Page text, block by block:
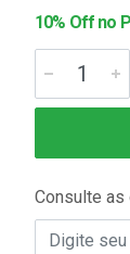
10% Off no
Consulte